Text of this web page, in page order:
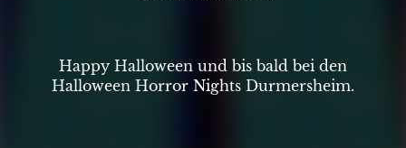
Happy Halloween und bis bald bei den
Halloween Horror Nights Durmersheim.